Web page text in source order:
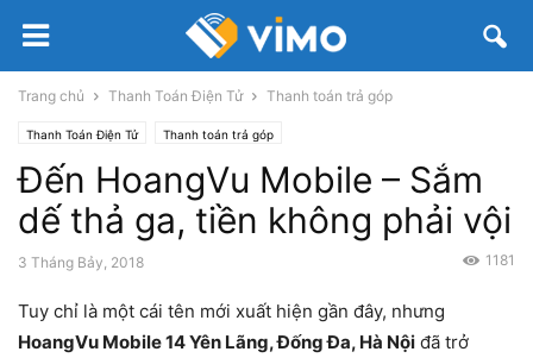
Trang chủ Thanh Toán Điện Tử Thanh toán trả góp
Thanh Toán Điện Tử Thanh toán trả góp
Đến HoangVu Mobile – Sắm
dế thả ga, tiền không phải vội
3 Tháng Bảy, 2018 1181
Tuy chỉ là một cái tên mới xuất hiện gần đây, nhưng
HoangVu Mobile 14 Yên Lãng, Đống Đa, Hà Nội đã trở